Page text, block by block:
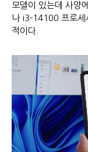
모델이 있는데 사양
나 i3-14100 프로세
적이다.